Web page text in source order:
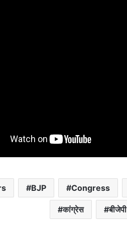
BJP Congress
कांग्रेस बीजेपी